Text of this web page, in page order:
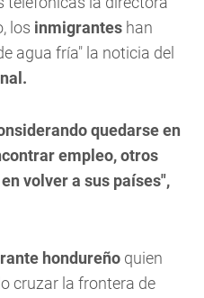
los inmigrantes han
agua fría" la noticia del
quedarse en
empleo, otros
volver a sus países",
hondureño quien
cruzar la frontera de